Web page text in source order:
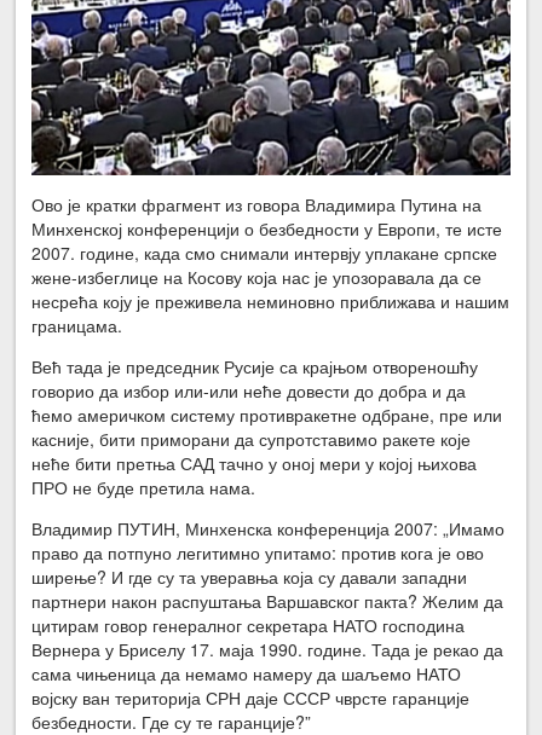
Ово је кратки фрагмент из говора Владимира Путина на
Минхенској конференцији о безбедности у Европи, те исте
2007. године, када смо снимали интервју уплакане српске
жене-избеглице на Косову која нас је упозоравала да се
несрећа коју је преживела неминовно приближава и нашим
границама.
Већ тада је председник Русије са крајњом отвореношћу
говорио да избор или-или неће довести до добра и да
ћемо америчком систему противракетне одбране, пре или
касније, бити приморани да супротставимо ракете које
неће бити претња САД тачно у оној мери у којој њихова
ПРО не буде претила нама.
Владимир ПУТИН, Минхенска конференција 2007: „Имамо
право да потпуно легитимно упитамо: против кога је ово
ширење? И где су та уверавња која су давали западни
партнери након распуштања Варшавског пакта? Желим да
цитирам говор генералног секретара НАТО господина
Вернера у Бриселу 17. маја 1990. године. Тада је рекао да
сама чињеница да немамо намеру да шаљемо НАТО
војску ван територија СРН даје СССР чврсте гаранције
безбедности. Где су те гаранције?”